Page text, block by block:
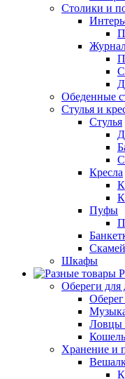
Столики и
Обеденные
Стулья и
Стулья
Кресла
Пуфы
Шкафы
Обереги для
Ловцы
Хранение и